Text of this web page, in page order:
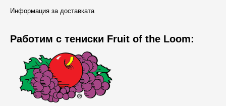
Информация за доставката
Работим с тениски Fruit of the Loom: